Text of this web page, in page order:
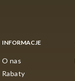
INFORMACJE
O nas
Rabaty